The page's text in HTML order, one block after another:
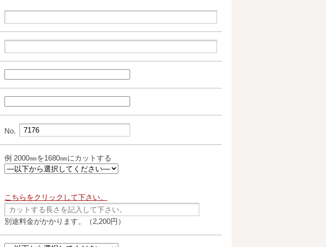
No.
例 2000㎜を1680㎜にカットする
こちらをクリックして下さい。
別途料金がかかります。（2,200円）